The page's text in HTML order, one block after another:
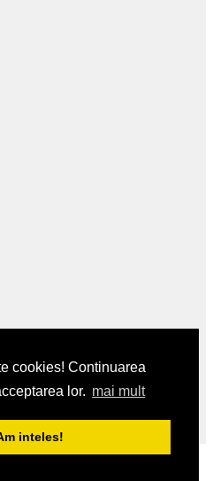
cookies! Continuarea
lor. mai mult
inteles!
noastre. Utilizand aceste
utilizam cookie-urile.Mai multe
drepturile rezervate.